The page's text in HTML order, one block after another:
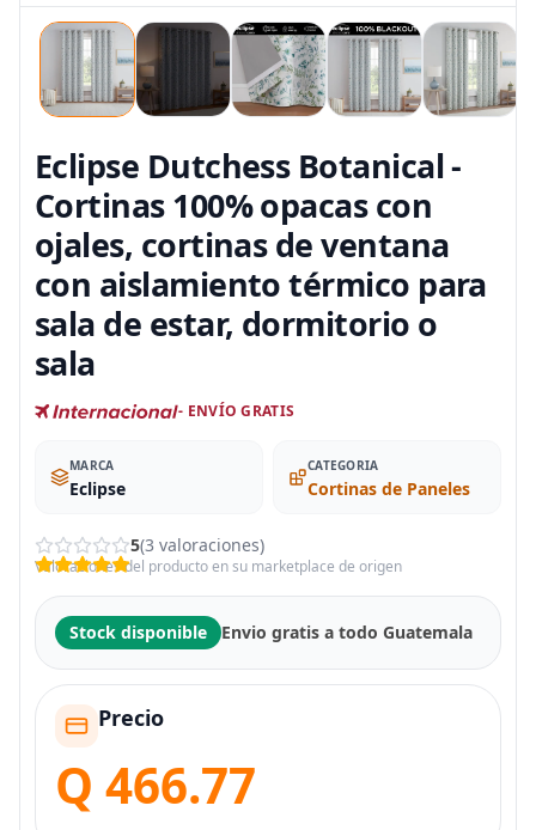
Eclipse Dutchess Botanical -
Cortinas 100% opacas con
ojales, cortinas de ventana
con aislamiento térmico para
sala de estar, dormitorio o
sala
- ENVÍO GRATIS
MARCA
Eclipse
CATEGORIA
Cortinas de Paneles
5(3 valoraciones)
Valoraciones del producto en su marketplace de origen
Stock disponible Envio gratis a todo Guatemala
Precio
Q 466.77